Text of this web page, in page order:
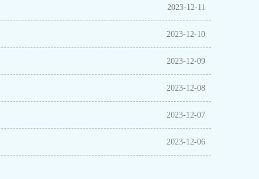
2023-12-11
2023-12-10
2023-12-09
2023-12-08
2023-12-07
2023-12-06